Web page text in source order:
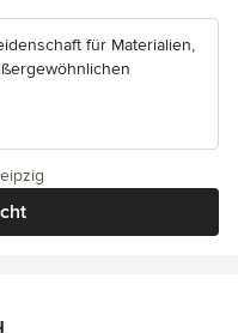
für Materialien,